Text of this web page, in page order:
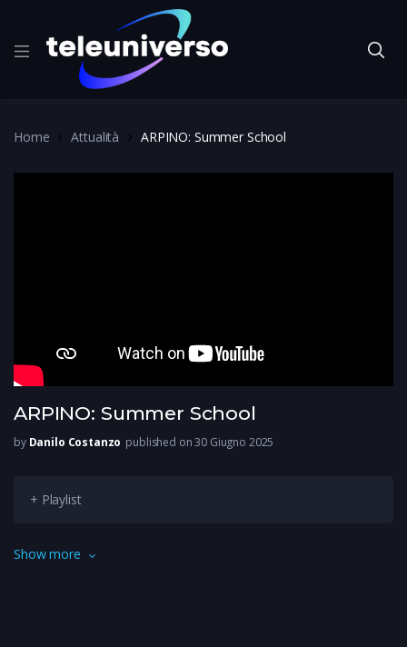
Home Attualità ARPINO: Summer School
ARPINO: Summer School
by Danilo Costanzo published on 30 Giugno 2025
+ Playlist
Fino a venerdì Arpino ospiterà la Summer School, organizzata
Show more